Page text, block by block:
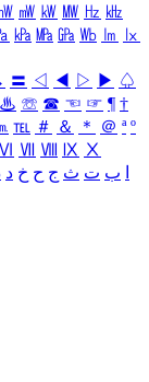
㎽ ㎾ ㎿ ㎐ ㎑
㎪ ㎫ ㎬ ㏝ ㏐
㏓
〓 ◁ ◀ ▷ ▶ ♤
♨ ☏ ☎ ☜ ☞ ¶ †
℡ ＃ ＆ ＊ ＠ ª º
Ⅵ Ⅶ Ⅷ Ⅸ Ⅹ
ب ت ث ج ح خ د